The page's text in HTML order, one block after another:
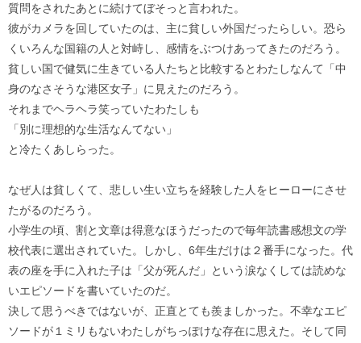
質問をされたあとに続けてぼそっと言われた。
彼がカメラを回していたのは、主に貧しい外国だったらしい。恐ら
くいろんな国籍の人と対峙し、感情をぶつけあってきたのだろう。
貧しい国で健気に生きている人たちと比較するとわたしなんて「中
身のなさそうな港区女子」に見えたのだろう。
それまでヘラヘラ笑っていたわたしも
「別に理想的な生活なんてない」
と冷たくあしらった。
なぜ人は貧しくて、悲しい生い立ちを経験した人をヒーローにさせ
たがるのだろう。
小学生の頃、割と文章は得意なほうだったので毎年読書感想文の学
校代表に選出されていた。しかし、6年生だけは２番手になった。代
表の座を手に入れた子は「父が死んだ」という涙なくしては読めな
いエピソードを書いていたのだ。
決して思うべきではないが、正直とても羨ましかった。不幸なエピ
ソードが１ミリもないわたしがちっぽけな存在に思えた。そして同